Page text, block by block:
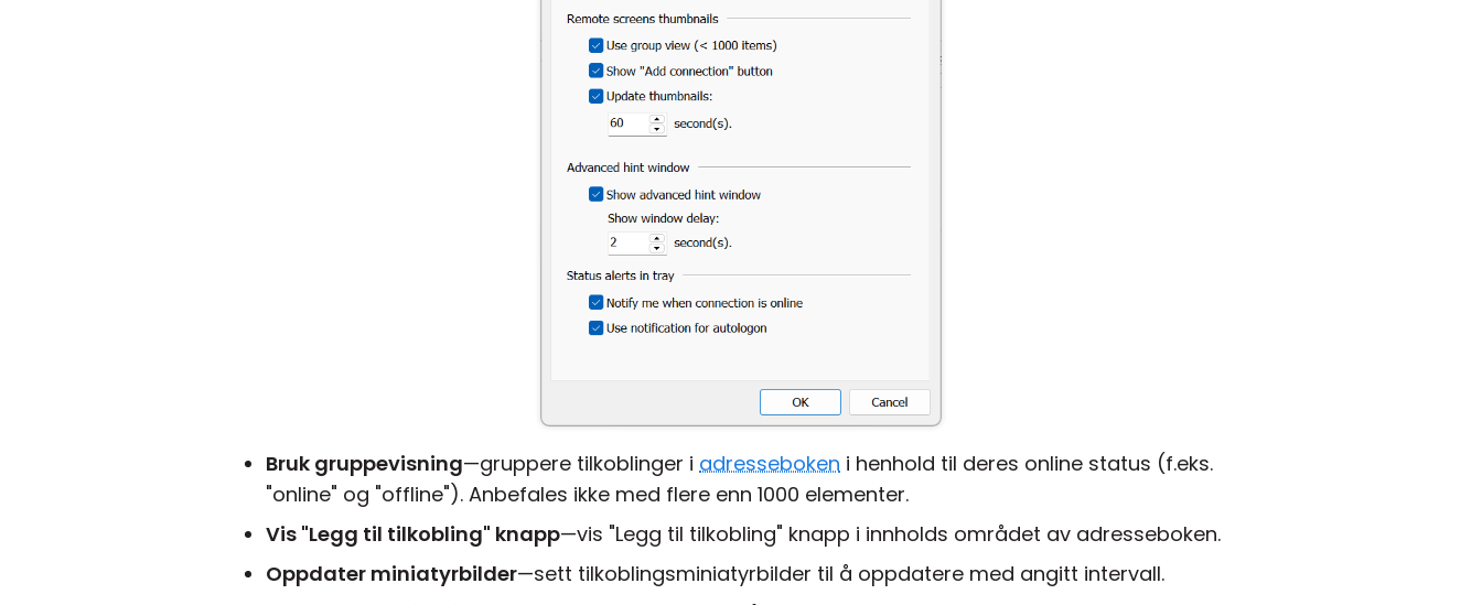
Bruk gruppevisning—gruppere tilkoblinger i adresseboken i henhold til deres online status (f.eks.
"online" og "offline"). Anbefales ikke med flere enn 1000 elementer.
Vis "Legg til tilkobling" knapp—vis "Legg til tilkobling" knapp i innholds området av adresseboken.
Oppdater miniatyrbilder—sett tilkoblingsminiatyrbilder til å oppdatere med angitt intervall.